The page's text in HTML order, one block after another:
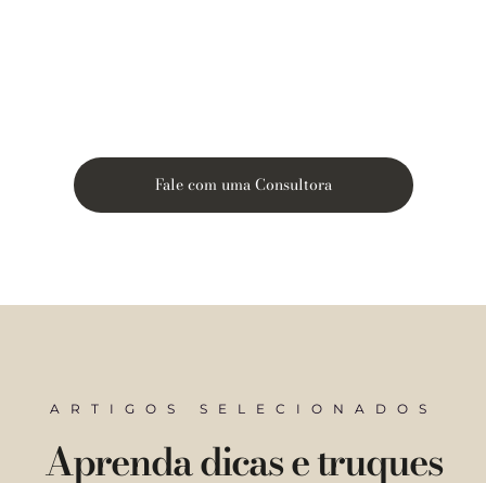
Fale com uma Consultora
ARTIGOS SELECIONADOS
Aprenda dicas e truques